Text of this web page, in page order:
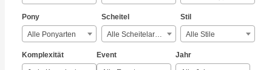
Pony
Alle Ponyarten
Scheitel
Alle Scheitelarten
Stil
Alle Stile
Komplexität Event Jahr